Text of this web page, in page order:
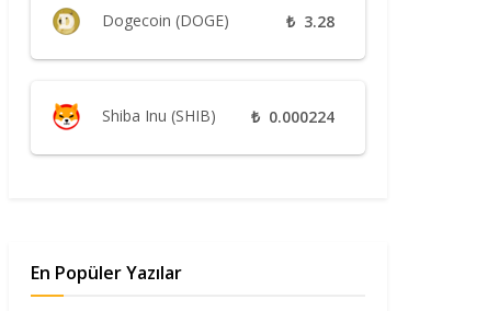
Dogecoin (DOGE) ₺ 3.28
Shiba Inu (SHIB) ₺ 0.000224
En Popüler Yazılar